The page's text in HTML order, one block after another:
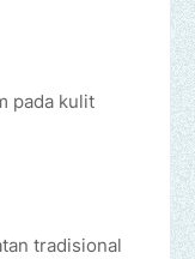
pada kulit
tradisional